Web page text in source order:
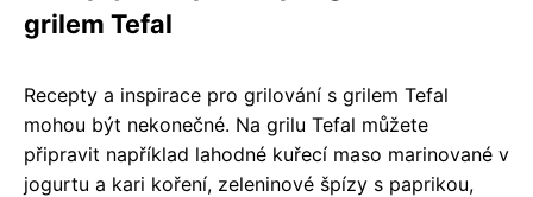
grilem Tefal
Recepty a inspirace pro grilování s grilem Tefal
mohou být nekonečné. Na grilu Tefal můžete
připravit například lahodné kuřecí maso marinované v
jogurtu a kari koření, zeleninové špízy s paprikou,